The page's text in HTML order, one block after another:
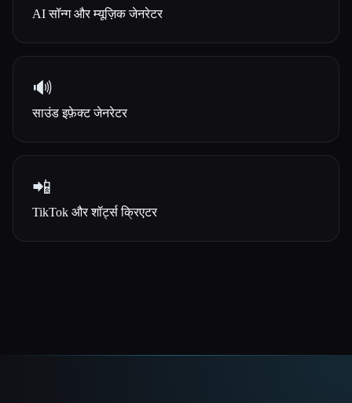
AI सॉन्ग और म्यूज़िक जेनरेटर
🔊
साउंड इफ़ेक्ट जेनरेटर
📲
TikTok और शॉर्ट्स क्रिएटर